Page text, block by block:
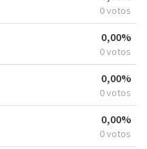
0 votos
0,00%
0 votos
0,00%
0 votos
0,00%
0 votos